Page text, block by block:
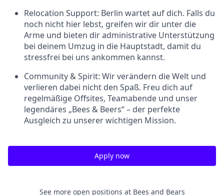
Relocation Support: Berlin wartet auf dich. Falls du
noch nicht hier lebst, greifen wir dir unter die
Arme und bieten dir administrative Unterstützung
bei deinem Umzug in die Hauptstadt, damit du
stressfrei bei uns ankommen kannst.
Community & Spirit: Wir verändern die Welt und
verlieren dabei nicht den Spaß. Freu dich auf
regelmäßige Offsites, Teamabende und unser
legendäres „Bees & Beers“ – der perfekte
Ausgleich zu unserer wichtigen Mission.
Apply now
See more open positions at Bees and Bears